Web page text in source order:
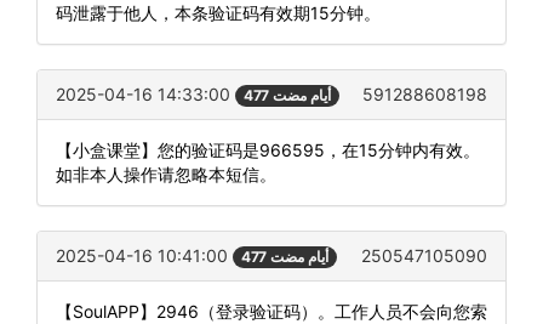
码泄露于他人，本条验证码有效期15分钟。
2025-04-16 14:33:00 477 أيام مضت 591288608198
【小盒课堂】您的验证码是966595，在15分钟内有效。
如非本人操作请忽略本短信。
2025-04-16 10:41:00 477 أيام مضت 250547105090
【SoulAPP】2946（登录验证码）。工作人员不会向您索